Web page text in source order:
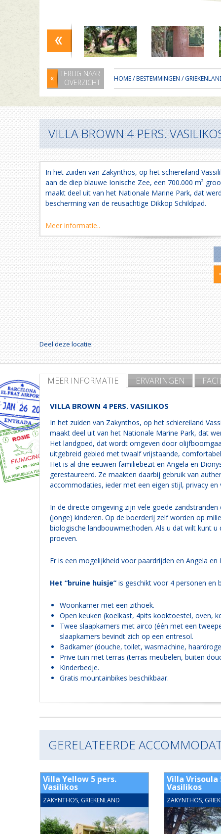
TERUG NAAR
OVERZICHT
HOME/BESTEMMINGEN /
VILLA BROWN 4 PERS.
In het zuiden van Zakynthos, op het schiereiland
aan de diep blauwe Ionische Zee, een 700.000 m²
maakt deel uit van het Nationale Marine Park, dat
bescherming van de reusachtige Dikkop Schildpad.
Meer informatie..
Deel deze locatie:
MEER INFORMATIE ERVARINGEN
VILLA BROWN 4 PERS. VASILIKOS
In het zuiden van Zakynthos, op het schiereiland
maakt deel uit van het Nationale Marine Park, dat
Het landgoed, dat wordt omgeven door
uitgebreid gebied met twaalf vrijstaande,
Het is al drie eeuwen familiebezit en Angela en
gerestaureerd. Ze maakten daarbij gebruik van
accommodaties, ieder met een eigen stijl, privacy
In de directe omgeving zijn vele goede
(jonge) kinderen. Op de boerderij zelf worden op
biologische landbouwmethoden. Als u dat wilt kunt
proeven.
Er is een mogelijkheid voor paardrijden en Angela
Het “bruine huisje”is geschikt voor 4 personen en
Woonkamer met een zithoek.
Open keuken (koelkast, 4pits kooktoestel, oven,
Twee slaapkamers met airco (één met een
slaapkamers bevindt zich op een entresol.
Badkamer (douche, toilet, wasmachine,
Prive tuin met terras (terras meubelen, buiten
Kinderbedje.
Gratis mountainbikes beschikbaar.
GERELATEERDE
Villa Yellow 5 pers.
Vasilikos
ZAKYNTHOS, GRIEKENLAND
Villa Vrisoula
Vasilikos
ZAKYNTHOS,